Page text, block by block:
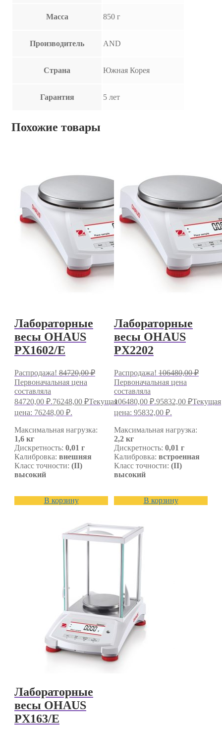
Масса 850 г
Производитель AND
Страна Южная Корея
Гарантия 5 лет
Похожие товары
Лабораторные
весы OHAUS
PX1602/E
Распродажа! 84720,00₽
Первоначальная цена
составляла
84720,00 ₽.76248,00 ₽Текущая
цена: 76248,00 ₽.
Максимальная нагрузка:
1,6 кг
Дискретность: 0,01 г
Калибровка: внешняя
Класс точности: (II)
высокий
В корзину
Лабораторные
весы OHAUS
PX2202
Распродажа! 106480,00₽
Первоначальная цена
составляла
106480,00 ₽.95832,00 ₽Текущая
цена: 95832,00 ₽.
Максимальная нагрузка:
2,2 кг
Дискретность: 0,01 г
Калибровка: встроенная
Класс точности: (II)
высокий
В корзину
Лабораторные
весы OHAUS
PX163/E